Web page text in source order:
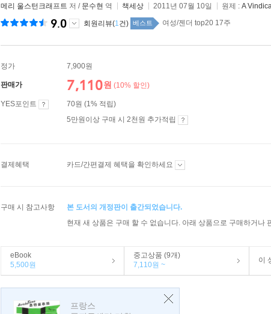
메리 울스턴크래프트 저 / 문수현 역 책세상 2011년 07월 10일 원제 : A
9.0 회원리뷰(1건) 베스트 여성/젠더 top20 17주
정가 7,900원
판매가 7,110원 (10% 할인)
YES포인트
70원 (1% 적립)
5만원이상 구매 시 2천원 추가적립
결제혜택 카드/간편결제 혜택을 확인하세요
구매 시 참고사항
본 도서의 개정판이 출간되었습니다.
현재 새 상품은 구매 할 수 없습니다. 아래 상품으로 구매하거나
eBook
5,500원
중고상품 (9개)
7,110원 ~
이
프랑스